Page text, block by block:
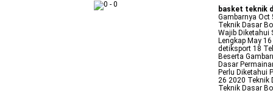
basket teknik
Gambarnya Oct
Teknik Dasar
Wajib Diketahui
Lengkap May
detiksport 18
Beserta
Dasar
Perlu Diketahui
26 2020 Teknik
Teknik Dasar